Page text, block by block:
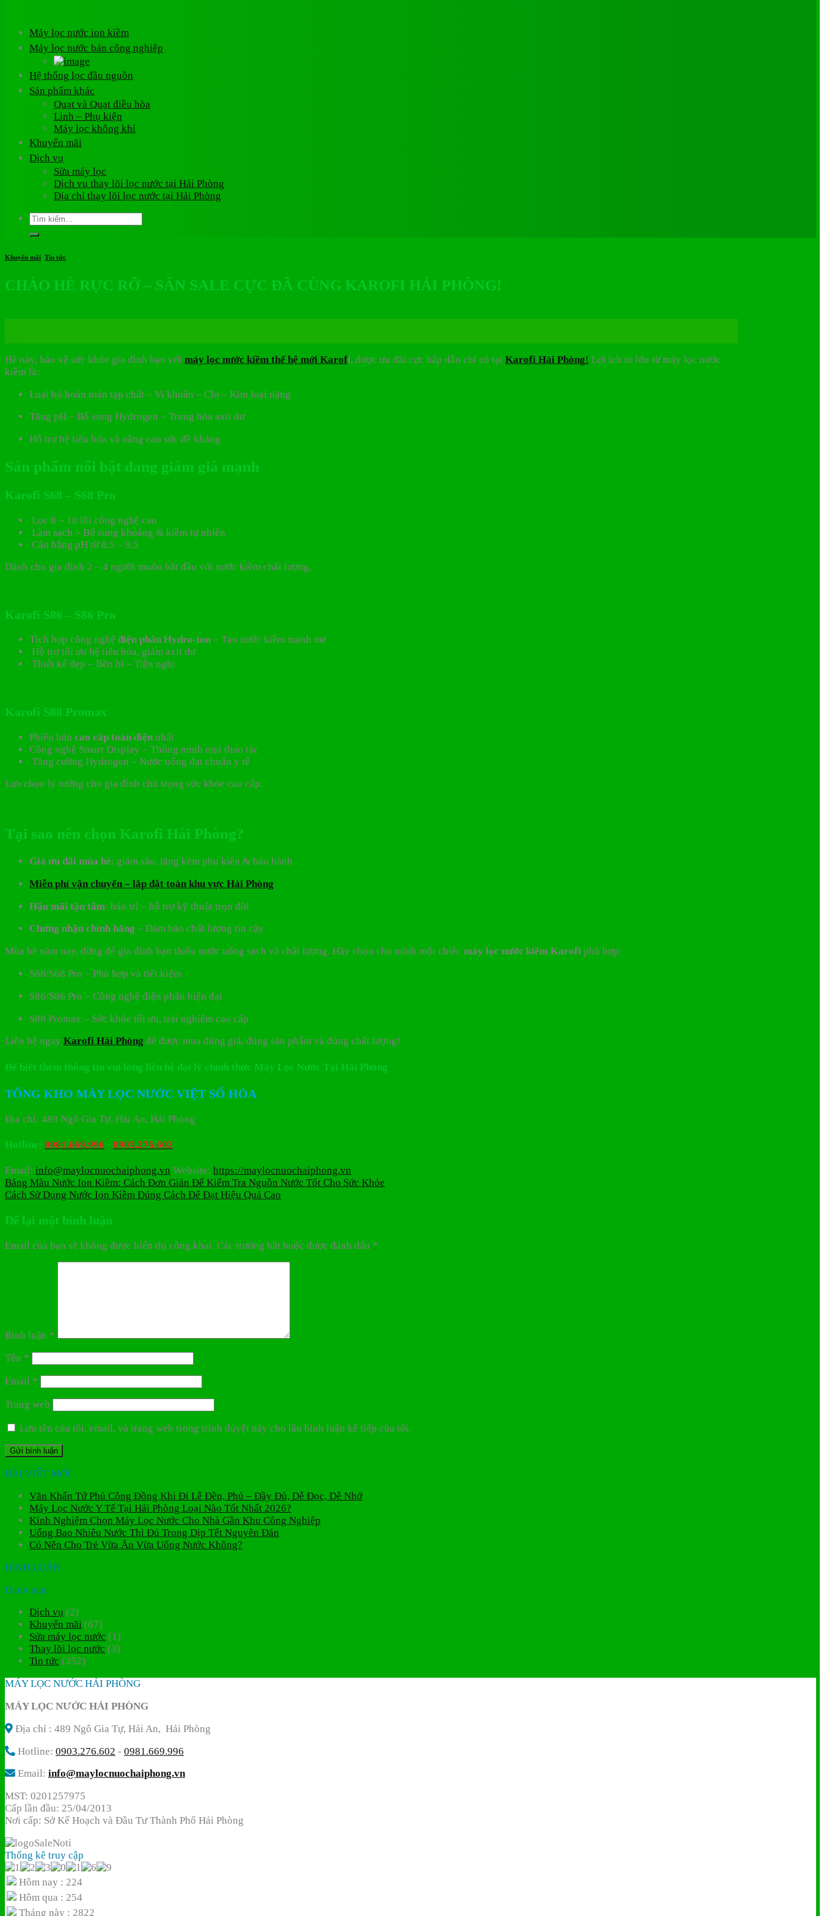
Máy lọc nước ion kiềm
Máy lọc nước bán công nghiệp
Hệ thống lọc đầu nguồn
Sản phẩm khác
Quạt và Quạt điều hòa
Linh – Phụ kiện
Máy lọc không khí
Khuyến mãi
Dịch vụ
Sửa máy lọc
Dịch vụ thay lõi lọc nước tại Hải Phòng
Địa chỉ thay lõi lọc nước tại Hải Phòng
Tìm
Khuyến mãi, Tin tức
CHÀO HÈ RỰC RỠ – SĂN SALE CỰC ĐÃ CÙNG KAROFI HẢI PHÒNG!
Hè này, bảo vệ sức khỏe gia đình bạn với máy lọc nước kiềm thế hệ mới Karofi, được ưu đãi cực hấp dẫn chỉ có tại Karofi Hải Phòng! Lợi ích to lớn từ máy lọc nước
kiềm là:
Loại bỏ hoàn toàn tạp chất – Vi khuẩn – Clo – Kim loại nặng
Tăng pH – Bổ sung Hydrogen – Trung hòa axit dư
Hỗ trợ hệ tiêu hóa và nâng cao sức đề kháng
Sản phẩm nổi bật đang giảm giá mạnh
Karofi S68 – S68 Pro
Lọc 8 – 10 lõi công nghệ cao
Làm sạch – Bổ sung khoáng & kiềm tự nhiên
Cân bằng pH từ 8.5 – 9.5
Dành cho gia đình 2 – 4 người muốn bắt đầu với nước kiềm chất lượng.
Karofi S86 – S86 Pro
Tích hợp công nghệ điện phân Hydro-ion – Tạo nước kiềm mạnh mẽ
Hỗ trợ tối ưu hệ tiêu hóa, giảm axit dư
Thiết kế đẹp – Bền bỉ – Tiện nghi
Karofi S88 Promax
Phiên bản cao cấp toàn diện nhất
Công nghệ Smart Display – Thông minh mọi thao tác
Tăng cường Hydrogen – Nước uống đạt chuẩn y tế
Lựa chọn lý tưởng cho gia đình chú trọng sức khỏe cao cấp.
Tại sao nên chọn Karofi Hải Phòng?
Giá ưu đãi mùa hè: giảm sâu, tặng kèm phụ kiện & bảo hành
Miễn phí vận chuyển – lắp đặt toàn khu vực Hải Phòng
Hậu mãi tận tâm: bảo trì – hỗ trợ kỹ thuật trọn đời
Chứng nhận chính hãng – Đảm bảo chất lượng tin cậy
Mùa hè năm nay, đừng để gia đình bạn thiếu nước uống sạch và chất lượng. Hãy chọn cho mình một chiếc máy lọc nước kiềm Karofi phù hợp:
S68/S68 Pro – Phù hợp và tiết kiệm
S86/S86 Pro – Công nghệ điện phân hiện đại
S88 Promax – Sức khỏe tối ưu, trải nghiệm cao cấp
Liên hệ ngay Karofi Hải Phòng để được mua đúng giá, đúng sản phẩm và đúng chất lượng!
Để biết thêm thông tin vui lòng liên hệ đại lý chính thức Máy Lọc Nước Tại Hải Phòng
TỔNG KHO MÁY LỌC NƯỚC VIỆT SỐ HÓA
Địa chỉ: 489 Ngô Gia Tự, Hải An, Hải Phòng
Hotline: 0981.669.996 - 0903.276.602
Email: info@maylocnuochaiphong.vn Website: https://maylocnuochaiphong.vn
Bảng Màu Nước Ion Kiềm: Cách Đơn Giản Để Kiểm Tra Nguồn Nước Tốt Cho Sức Khỏe
Cách Sử Dụng Nước Ion Kiềm Đúng Cách Để Đạt Hiệu Quả Cao
Để lại một bình luận
Email của bạn sẽ không được hiển thị công khai. Các trường bắt buộc được đánh dấu *
Bình luận *
Tên *
Email *
Trang web
Lưu tên của tôi, email, và trang web trong trình duyệt này cho lần bình luận kế tiếp của tôi.
BÀI VIẾT MỚI
Văn Khấn Tứ Phủ Công Đồng Khi Đi Lễ Đền, Phủ – Đầy Đủ, Dễ Đọc, Dễ Nhớ
Máy Lọc Nước Y Tế Tại Hải Phòng Loại Nào Tốt Nhất 2026?
Kinh Nghiệm Chọn Máy Lọc Nước Cho Nhà Gần Khu Công Nghiệp
Uống Bao Nhiêu Nước Thì Đủ Trong Dịp Tết Nguyên Đán
Có Nên Cho Trẻ Vừa Ăn Vừa Uống Nước Không?
BÌNH LUẬN
Danh mục
Dịch vụ (2)
Khuyến mãi (67)
Sửa máy lọc nước (1)
Thay lõi lọc nước (3)
Tin tức (352)
MÁY LỌC NƯỚC HẢI PHÒNG
MÁY LỌC NƯỚC HẢI PHÒNG
Địa chỉ : 489 Ngô Gia Tự, Hải An, Hải Phòng
Hotline: 0903.276.602 - 0981.669.996
Email: info@maylocnuochaiphong.vn
MST: 0201257975
Cấp lần đầu: 25/04/2013
Nơi cấp: Sở Kế Hoạch và Đầu Tư Thành Phố Hải Phòng
Thống kê truy cập
Hôm nay : 224
Hôm qua : 254
Tháng này : 2822